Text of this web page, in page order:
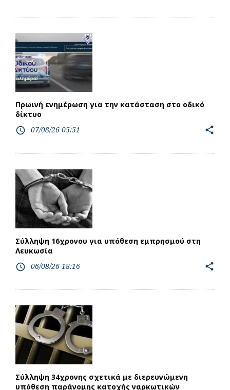
Πρωινή ενημέρωση για την κατάσταση στο οδικό
δίκτυο
access_time 07/08/26 05:51 share
Σύλληψη 16χρονου για υπόθεση εμπρησμού στη
Λευκωσία
access_time 06/08/26 18:16 share
Σύλληψη 34χρονης σχετικά με διερευνώμενη
υπόθεση παράνομης κατοχής ναρκωτικών